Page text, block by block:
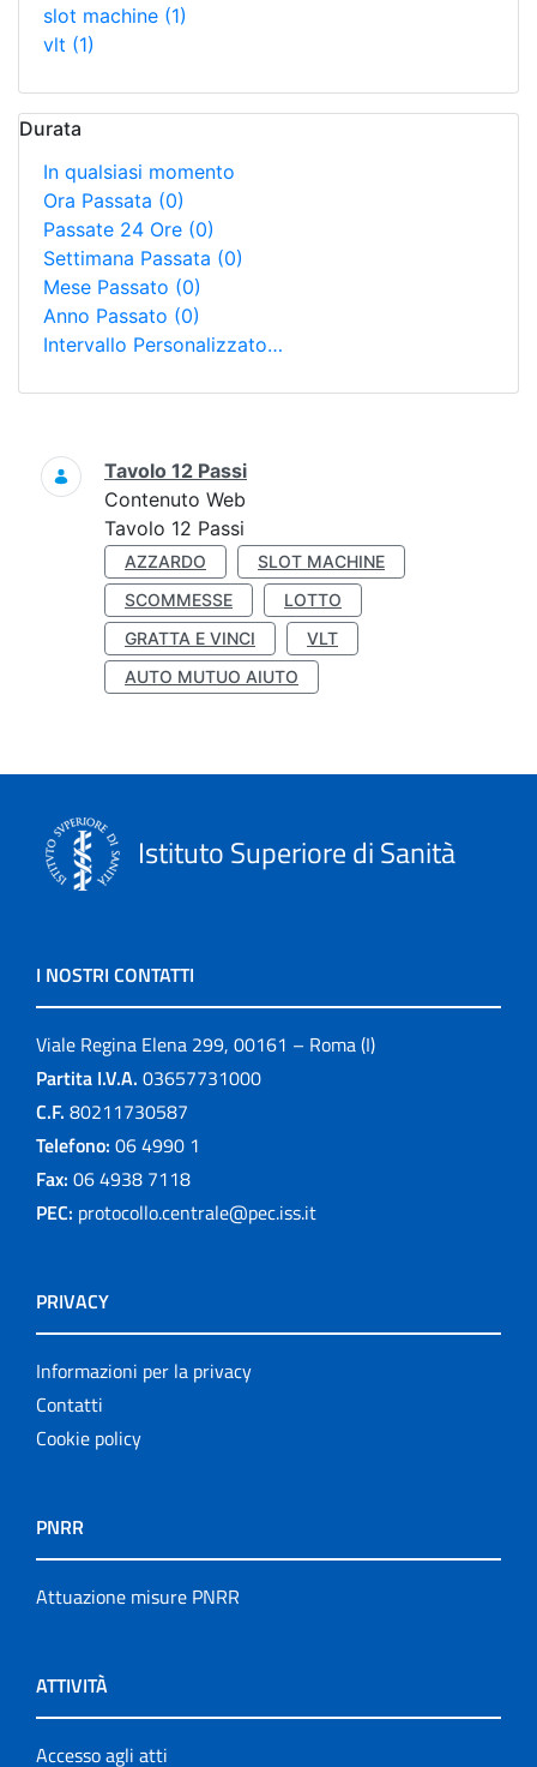
slot machine (1)
vlt (1)
Durata
In qualsiasi momento
Ora Passata (0)
Passate 24 Ore (0)
Settimana Passata (0)
Mese Passato (0)
Anno Passato (0)
Intervallo Personalizzato…
Ricerca
Tavolo 12 Passi
Contenuto Web
Tavolo 12 Passi
AZZARDO
SLOT MACHINE
SCOMMESSE
LOTTO
GRATTA E VINCI
VLT
AUTO MUTUO AIUTO
Istituto Superiore di Sanità
I NOSTRI CONTATTI
Viale Regina Elena 299, 00161 – Roma (I)
Partita I.V.A. 03657731000
C.F. 80211730587
Telefono: 06 4990 1
Fax: 06 4938 7118
PEC: protocollo.centrale@pec.iss.it
PRIVACY
Informazioni per la privacy
Contatti
Cookie policy
PNRR
Attuazione misure PNRR
ATTIVITÀ
Accesso agli atti